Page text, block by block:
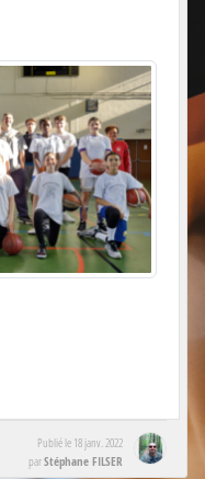
Publié le 18 janv. 2022
parStéphane FILSER